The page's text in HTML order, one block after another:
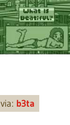
via: b3ta